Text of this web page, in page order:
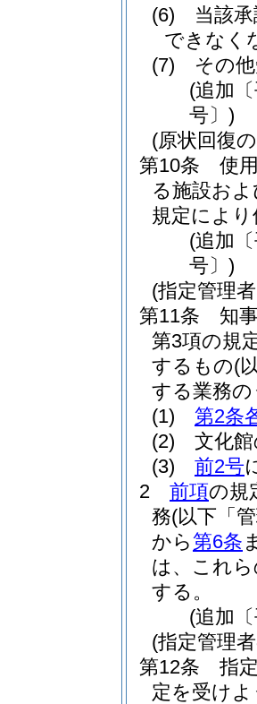
(6)
当該
できなく
(7)
その
(追加
号〕)
(原状回復
第10条
使
る施設お
規定によ
(追加
号〕)
(指定管理
第11条
知
第3項の規
するもの(
する業務
(1)
第2条
(2)
文化
(3)
前2号
2
前項の規
務(以下「
から第6条
は、これ
する。
(追加
(指定管理
第12条
指
定を受け